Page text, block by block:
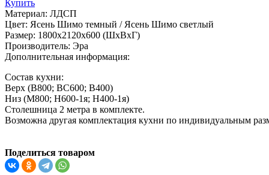
Купить
Материал: ЛДСП
Цвет: Ясень Шимо темный / Ясень Шимо светлый
Размер: 1800х2120х600 (ШхВхГ)
Производитель: Эра
Дополнительная информация:
Состав кухни:
Верх (В800; ВС600; В400)
Низ (М800; Н600-1я; Н400-1я)
Столешница 2 метра в комплекте.
Возможна другая комплектация кухни по индивидуальным
Поделиться товаром